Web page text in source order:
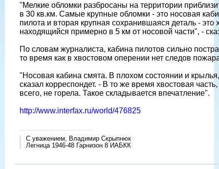
"Мелкие обломки разбросаны на территории
в 30 кв.км. Самые крупные обломки - это носовая
пилота и вторая крупная сохранившаяся деталь - это
находящийся примерно в 5 км от носовой части", -
По словам журналиста, кабина пилотов сильно
то время как в хвостовом оперении нет следов
"Носовая кабина смята. В плохом состоянии и
сказал корреспондет. - В то же время хвостовая
всего, не горела. Такое складывается впечатление".
http://www.interfax.ru/world/476825
С уважением, Владимир Скрыпнюк
Легница 1946-48 Гарнизон 8 ИАБКК